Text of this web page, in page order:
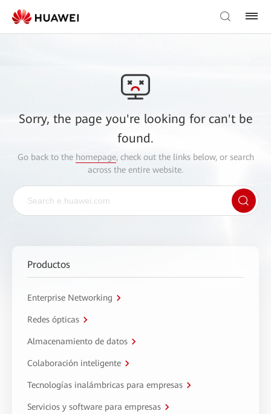
Sorry, the page you're looking for can't be
found.
Go back to the homepage, check out the links below, or search
across the entire website.
Productos
Enterprise Networking
Redes ópticas
Almacenamiento de datos
Colaboración inteligente
Tecnologías inalámbricas para empresas
Servicios y software para empresas